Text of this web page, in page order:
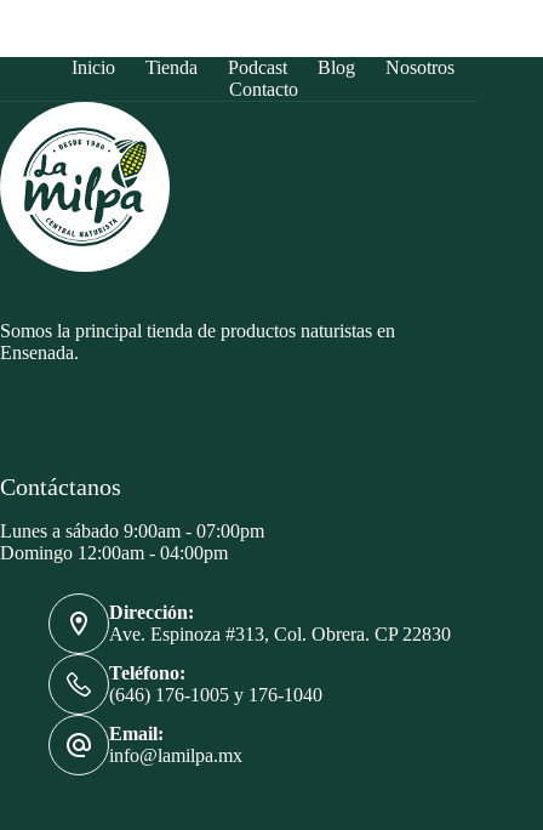
Inicio Tienda Podcast Blog
Nosotros
Contacto
Somos la principal tienda de productos naturistas en
Ensenada.
Contáctanos
Lunes a sábado 9:00am - 07:00pm
Domingo 12:00am - 04:00pm
Dirección:
Ave. Espinoza #313, Col. Obrera. CP 22830
Teléfono:
(646) 176-1005 y 176-1040
Email:
info@lamilpa.mx